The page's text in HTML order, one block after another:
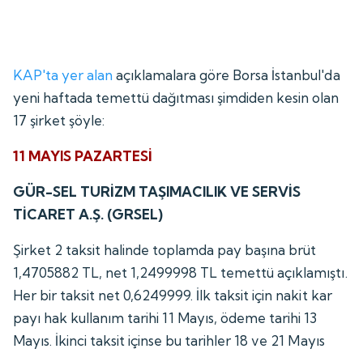
KAP'ta yer alan açıklamalara göre Borsa İstanbul'da
yeni haftada temettü dağıtması şimdiden kesin olan
17 şirket şöyle:
11 MAYIS PAZARTESİ
GÜR-SEL TURİZM TAŞIMACILIK VE SERVİS
TİCARET A.Ş. (GRSEL)
Şirket 2 taksit halinde toplamda pay başına brüt
1,4705882 TL, net 1,2499998 TL temettü açıklamıştı.
Her bir taksit net 0,6249999. İlk taksit için nakit kar
payı hak kullanım tarihi 11 Mayıs, ödeme tarihi 13
Mayıs. İkinci taksit içinse bu tarihler 18 ve 21 Mayıs